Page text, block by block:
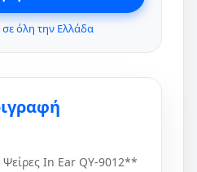
όλη την Ελλάδα
In Ear QY-9012**